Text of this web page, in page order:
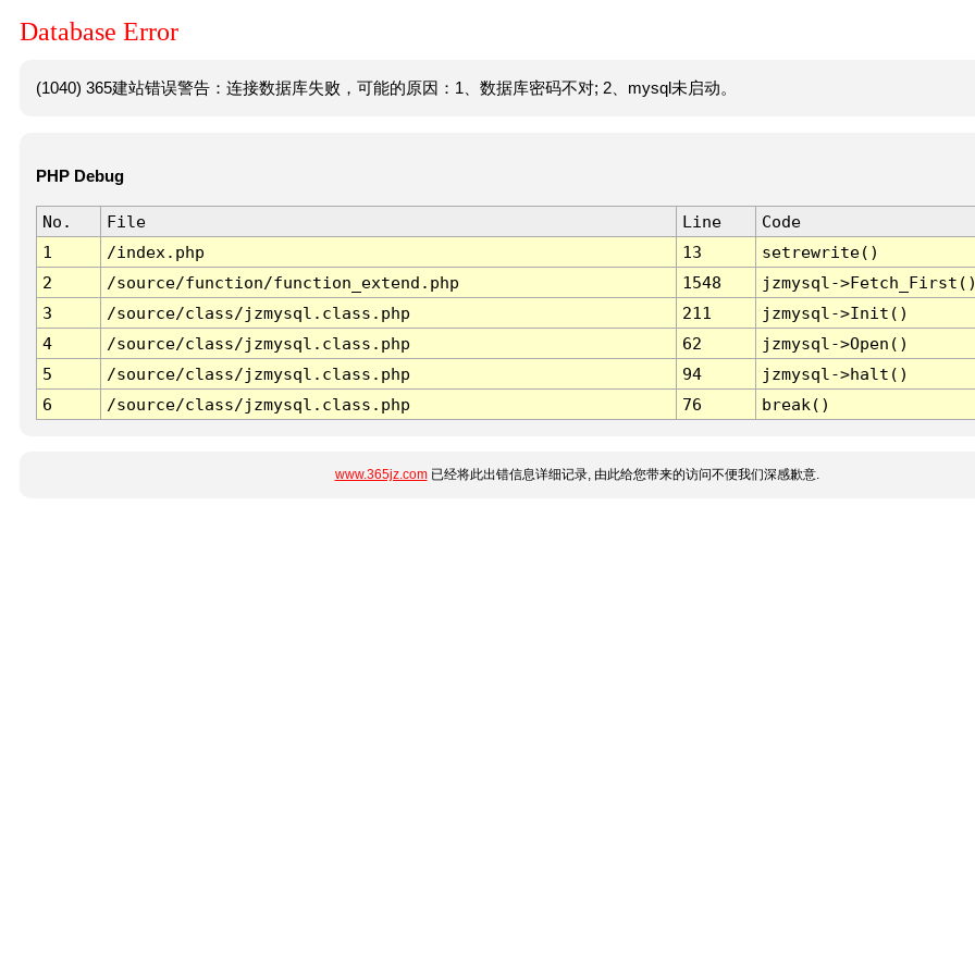
Database Error
(1040) 365建站错误警告：连接数据库失败，可能的原因：1、数据库密码不对; 2、mysql未启动。
PHP Debug
No. File Line
Code
1
/index.php 13
setrewrite()
2
/source/function/function_extend.php 1548
jzmysql-
3
/source/class/jzmysql.class.php 211
jzmysql->Init()
4
/source/class/jzmysql.class.php 62
jzmysql->Open()
5
/source/class/jzmysql.class.php 94
jzmysql->halt()
6
/source/class/jzmysql.class.php 76 break()
www.365jz.com已经将此出错信息详细记录, 由此给您带来的访问不便我们深感歉意.